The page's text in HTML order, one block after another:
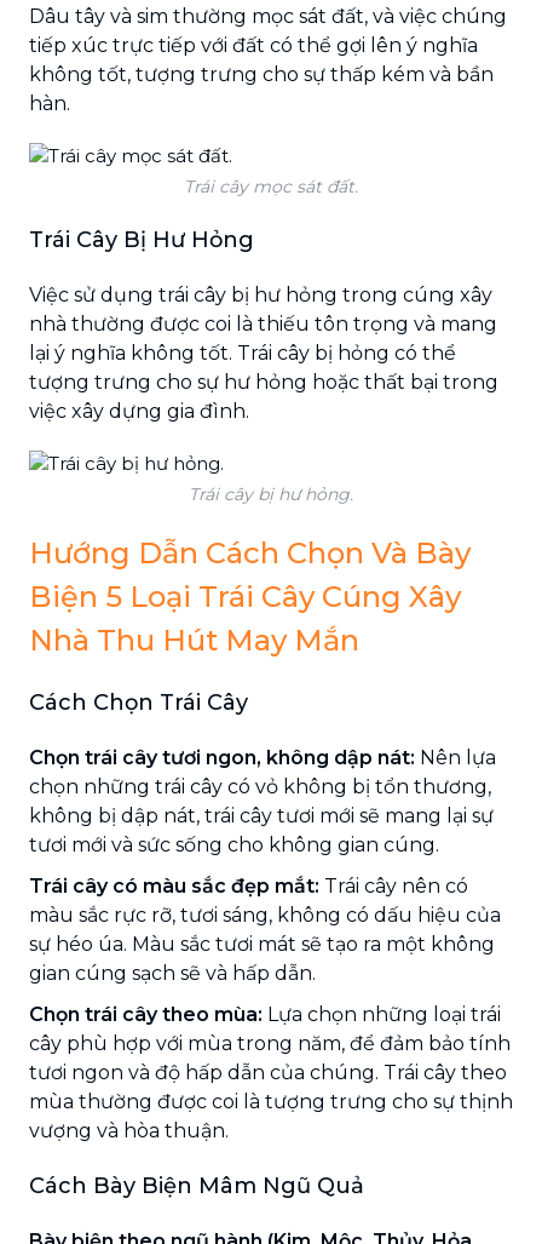
Dâu tây và sim thường mọc sát đất, và việc chúng
tiếp xúc trực tiếp với đất có thể gợi lên ý nghĩa
không tốt, tượng trưng cho sự thấp kém và bần
hàn.
Trái cây mọc sát đất.
Trái Cây Bị Hư Hỏng
Việc sử dụng trái cây bị hư hỏng trong cúng xây
nhà thường được coi là thiếu tôn trọng và mang
lại ý nghĩa không tốt. Trái cây bị hỏng có thể
tượng trưng cho sự hư hỏng hoặc thất bại trong
việc xây dựng gia đình.
Trái cây bị hư hỏng.
Hướng Dẫn Cách Chọn Và Bày
Biện 5 Loại Trái Cây Cúng Xây
Nhà Thu Hút May Mắn
Cách Chọn Trái Cây
Chọn trái cây tươi ngon, không dập nát: Nên lựa
chọn những trái cây có vỏ không bị tổn thương,
không bị dập nát, trái cây tươi mới sẽ mang lại sự
tươi mới và sức sống cho không gian cúng.
Trái cây có màu sắc đẹp mắt: Trái cây nên có
màu sắc rực rỡ, tươi sáng, không có dấu hiệu của
sự héo úa. Màu sắc tươi mát sẽ tạo ra một không
gian cúng sạch sẽ và hấp dẫn.
Chọn trái cây theo mùa: Lựa chọn những loại trái
cây phù hợp với mùa trong năm, để đảm bảo tính
tươi ngon và độ hấp dẫn của chúng. Trái cây theo
mùa thường được coi là tượng trưng cho sự thịnh
vượng và hòa thuận.
Cách Bày Biện Mâm Ngũ Quả